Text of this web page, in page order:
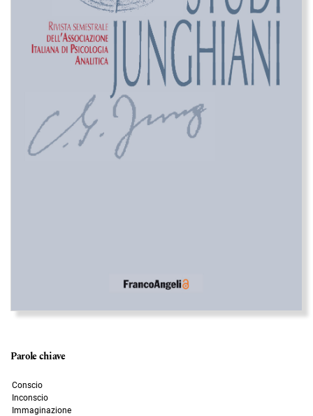
Parole chiave
Conscio
Inconscio
Immaginazione